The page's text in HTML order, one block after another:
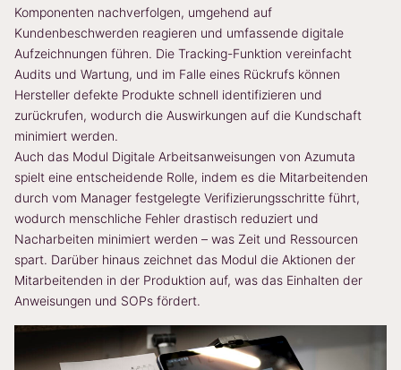
Komponenten nachverfolgen, umgehend auf
Kundenbeschwerden reagieren und umfassende digitale
Aufzeichnungen führen. Die Tracking-Funktion vereinfacht
Audits und Wartung, und im Falle eines Rückrufs können
Hersteller defekte Produkte schnell identifizieren und
zurückrufen, wodurch die Auswirkungen auf die Kundschaft
minimiert werden.
Auch das Modul Digitale Arbeitsanweisungen von Azumuta
spielt eine entscheidende Rolle, indem es die Mitarbeitenden
durch vom Manager festgelegte Verifizierungsschritte führt,
wodurch menschliche Fehler drastisch reduziert und
Nacharbeiten minimiert werden – was Zeit und Ressourcen
spart. Darüber hinaus zeichnet das Modul die Aktionen der
Mitarbeitenden in der Produktion auf, was das Einhalten der
Anweisungen und SOPs fördert.